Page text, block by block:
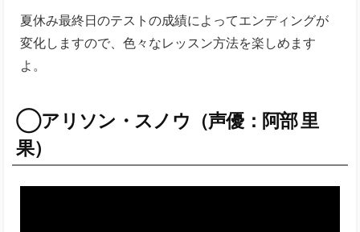
夏休み最終日のテストの成績によってエンディングが
変化しますので、色々なレッスン方法を楽しめます
よ。
◯アリソン・スノウ（声優：阿部 里
果）